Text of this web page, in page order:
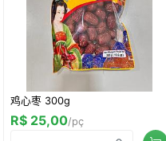
鸡心枣 300g
R$ 25,00/pç